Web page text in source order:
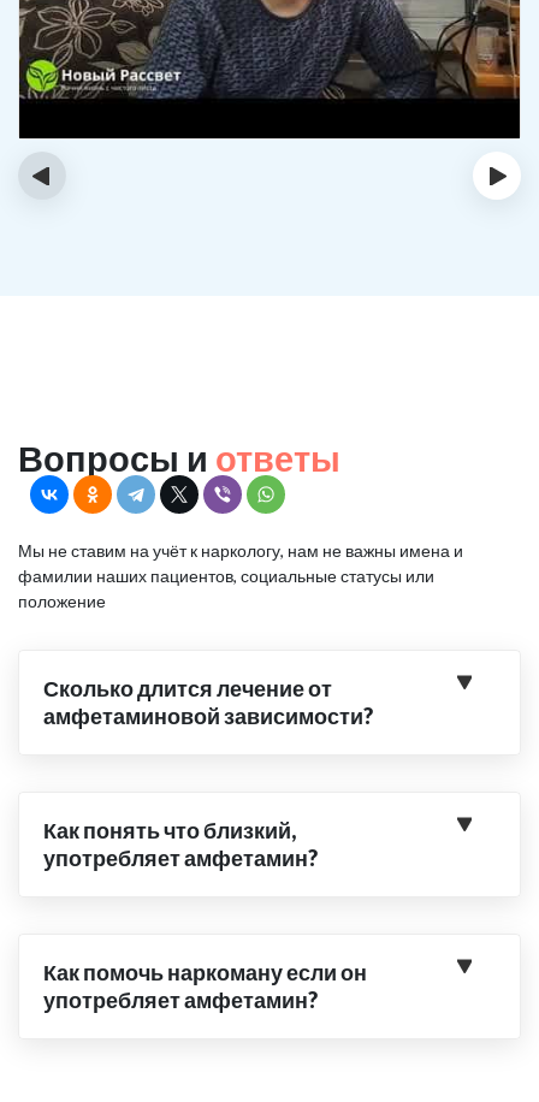
‹ ›
Вопросы и ответы
Мы не ставим на учёт к наркологу, нам не важны имена и
фамилии наших пациентов, социальные статусы или
положение
Сколько длится лечение от
амфетаминовой зависимости?
Как понять что близкий,
употребляет амфетамин?
Как помочь наркоману если он
употребляет амфетамин?